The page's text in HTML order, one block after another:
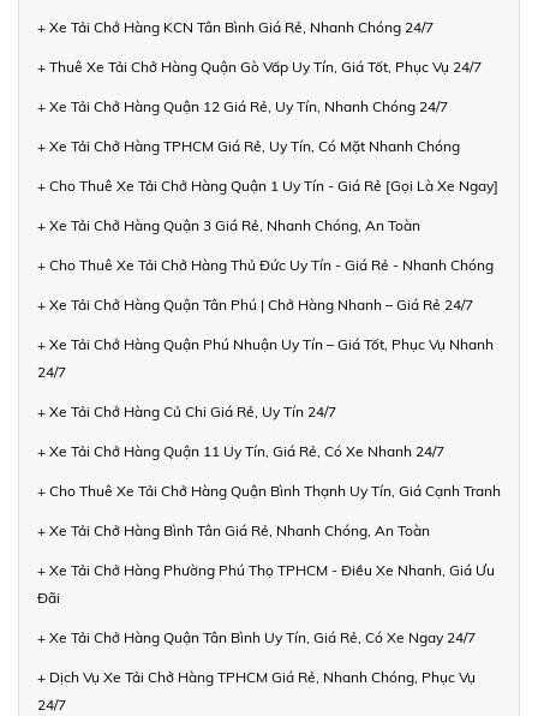
+ Xe Tải Chở Hàng KCN Tân Bình Giá Rẻ, Nhanh Chóng 24/7
+ Thuê Xe Tải Chở Hàng Quận Gò Vấp Uy Tín, Giá Tốt, Phục Vụ 24/7
+ Xe Tải Chở Hàng Quận 12 Giá Rẻ, Uy Tín, Nhanh Chóng 24/7
+ Xe Tải Chở Hàng TPHCM Giá Rẻ, Uy Tín, Có Mặt Nhanh Chóng
+ Cho Thuê Xe Tải Chở Hàng Quận 1 Uy Tín - Giá Rẻ [Gọi Là Xe Ngay]
+ Xe Tải Chở Hàng Quận 3 Giá Rẻ, Nhanh Chóng, An Toàn
+ Cho Thuê Xe Tải Chở Hàng Thủ Đức Uy Tín - Giá Rẻ - Nhanh Chóng
+ Xe Tải Chở Hàng Quận Tân Phú | Chở Hàng Nhanh – Giá Rẻ 24/7
+ Xe Tải Chở Hàng Quận Phú Nhuận Uy Tín – Giá Tốt, Phục Vụ Nhanh
24/7
+ Xe Tải Chở Hàng Củ Chi Giá Rẻ, Uy Tín 24/7
+ Xe Tải Chở Hàng Quận 11 Uy Tín, Giá Rẻ, Có Xe Nhanh 24/7
+ Cho Thuê Xe Tải Chở Hàng Quận Bình Thạnh Uy Tín, Giá Cạnh Tranh
+ Xe Tải Chở Hàng Bình Tân Giá Rẻ, Nhanh Chóng, An Toàn
+ Xe Tải Chở Hàng Phường Phú Thọ TPHCM - Điều Xe Nhanh, Giá Ưu
Đãi
+ Xe Tải Chở Hàng Quận Tân Bình Uy Tín, Giá Rẻ, Có Xe Ngay 24/7
+ Dịch Vụ Xe Tải Chở Hàng TPHCM Giá Rẻ, Nhanh Chóng, Phục Vụ
24/7